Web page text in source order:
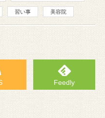
習い事 美容院
Feedly